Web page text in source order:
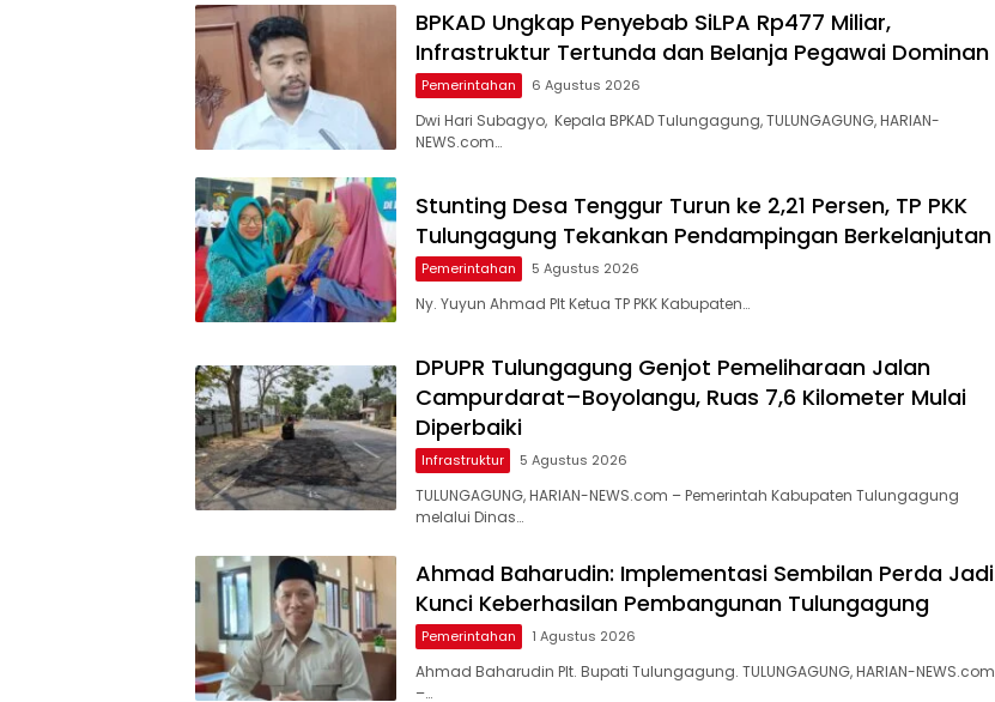
BPKAD Ungkap Penyebab SiLPA Rp477 Miliar,
Infrastruktur Tertunda dan Belanja Pegawai Dominan
Pemerintahan 6 Agustus 2026
Dwi Hari Subagyo, Kepala BPKAD Tulungagung, TULUNGAGUNG, HARIAN-
NEWS.com…
Stunting Desa Tenggur Turun ke 2,21 Persen, TP PKK
Tulungagung Tekankan Pendampingan Berkelanjutan
Pemerintahan 5 Agustus 2026
Ny. Yuyun Ahmad Plt Ketua TP PKK Kabupaten…
DPUPR Tulungagung Genjot Pemeliharaan Jalan
Campurdarat–Boyolangu, Ruas 7,6 Kilometer Mulai
Diperbaiki
Infrastruktur 5 Agustus 2026
TULUNGAGUNG, HARIAN-NEWS.com – Pemerintah Kabupaten Tulungagung
melalui Dinas…
Ahmad Baharudin: Implementasi Sembilan Perda Jadi
Kunci Keberhasilan Pembangunan Tulungagung
Pemerintahan 1 Agustus 2026
Ahmad Baharudin Plt. Bupati Tulungagung. TULUNGAGUNG, HARIAN-NEWS.com
–…